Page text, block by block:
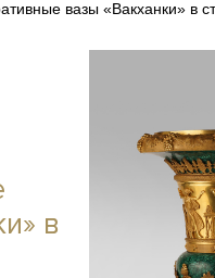
вазы «Вакханки» в
в